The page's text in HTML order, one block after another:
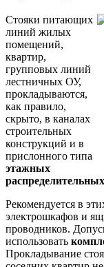
Стояки питающих
линий жилых
помещений,
квартир,
групповых линий
лестничных ОУ,
прокладываются,
как правило,
скрыто, в каналах
строительных
конструкций и в
прислонного типа
этажных
Рекомендуется в
электрошкафов и
проводников.
использовать
Прокладывание